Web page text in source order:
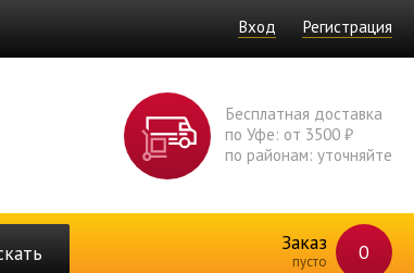
Вход Регистрация
Бесплатная доставка
по Уфе: от 3500 ₽
по районам: уточняйте
Заказ 0
пусто